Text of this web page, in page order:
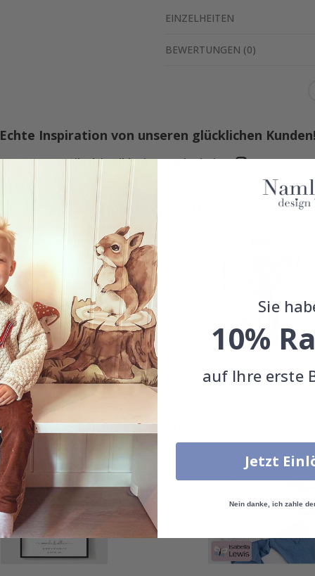
EINZELHEITEN
BEWERTUNGEN (0)
Echte Inspiration von unseren glücklichen Kunden!
Teile dein Bild mit #namly_design
Ähnliche produkte
Blumen Silhouette
Special
Price
11,00 CHF
Blumenwerk
Zusammen gekaufte Produkte
Sie
10%
auf Ihre erste
Jetzt
Nein danke, ich zahle